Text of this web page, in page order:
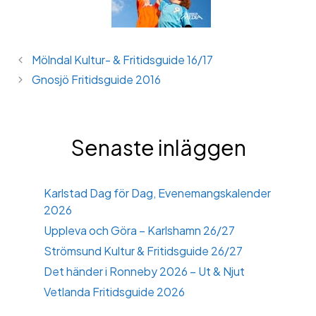
Mölndal Kultur- & Fritidsguide 16/17
Gnosjö Fritidsguide 2016
Senaste inläggen
Karlstad Dag för Dag, Evenemangskalender
2026
Uppleva och Göra – Karlshamn 26/27
Strömsund Kultur & Fritidsguide 26/27
Det händer i Ronneby 2026 – Ut & Njut
Vetlanda Fritidsguide 2026